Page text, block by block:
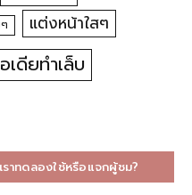
แต่งหน้าใสๆ
เดียทำเล็บ
าทดลองใช้หรือแจกผู้ชม?